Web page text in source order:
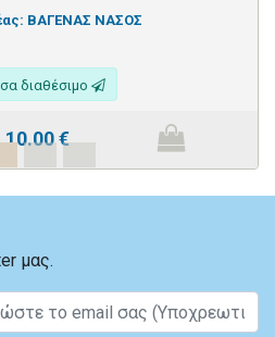
ΒΑΓΕΝΑΣ ΝΑΣΟΣ
διαθέσιμο
10.00€
μας.